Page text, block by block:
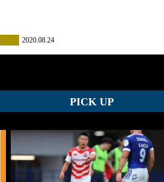
2020.08.24
PICK UP